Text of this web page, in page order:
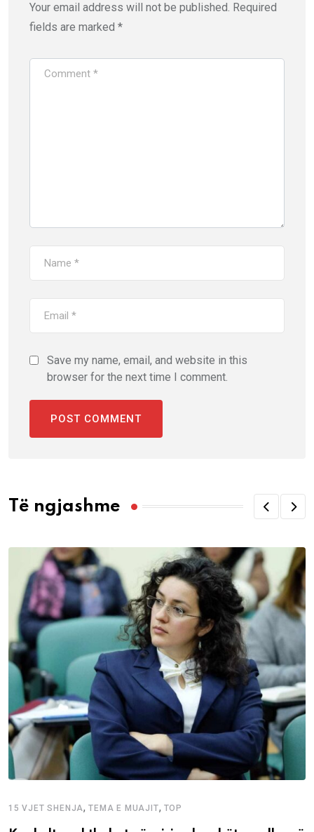
Your email address will not be published. Required
fields are marked *
Save my name, email, and website in this
browser for the next time I comment.
Të ngjashme
15 VJET SHENJA,TEMA E MUAJIT, TOP